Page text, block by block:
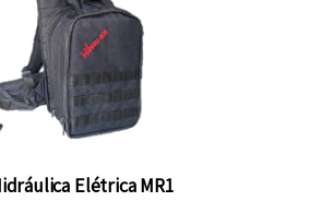
Elétrica MR1